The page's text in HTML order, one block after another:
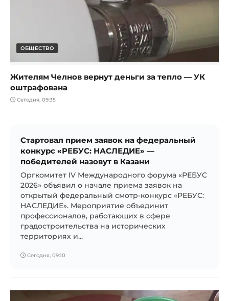
ОБЩЕСТВО
Жителям Челнов вернут деньги за тепло — УК
оштрафована
Сегодня, 09:35
Стартовал прием заявок на федеральный
конкурс «РЕБУС: НАСЛЕДИЕ» —
победителей назовут в Казани
Оргкомитет IV Международного форума «РЕБУС
2026» объявил о начале приема заявок на
открытый федеральный смотр-конкурс «РЕБУС:
НАСЛЕДИЕ». Мероприятие объединит
профессионалов, работающих в сфере
градостроительства на исторических
территориях и...
Сегодня, 09:10